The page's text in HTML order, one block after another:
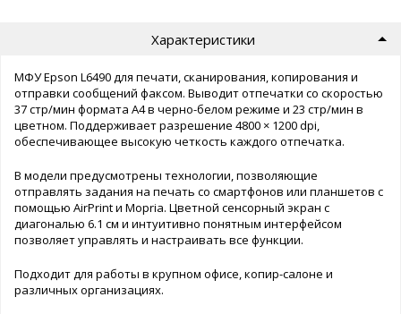
Характеристики
МФУ Epson L6490 для печати, сканирования, копирования и
отправки сообщений факсом. Выводит отпечатки со скоростью
37 стр/мин формата А4 в черно-белом режиме и 23 стр/мин в
цветном. Поддерживает разрешение 4800 × 1200 dpi,
обеспечивающее высокую четкость каждого отпечатка.
В модели предусмотрены технологии, позволяющие
отправлять задания на печать со смартфонов или планшетов с
помощью AirPrint и Mopria. Цветной сенсорный экран с
диагональю 6.1 см и интуитивно понятным интерфейсом
позволяет управлять и настраивать все функции.
Подходит для работы в крупном офисе, копир-салоне и
различных организациях.